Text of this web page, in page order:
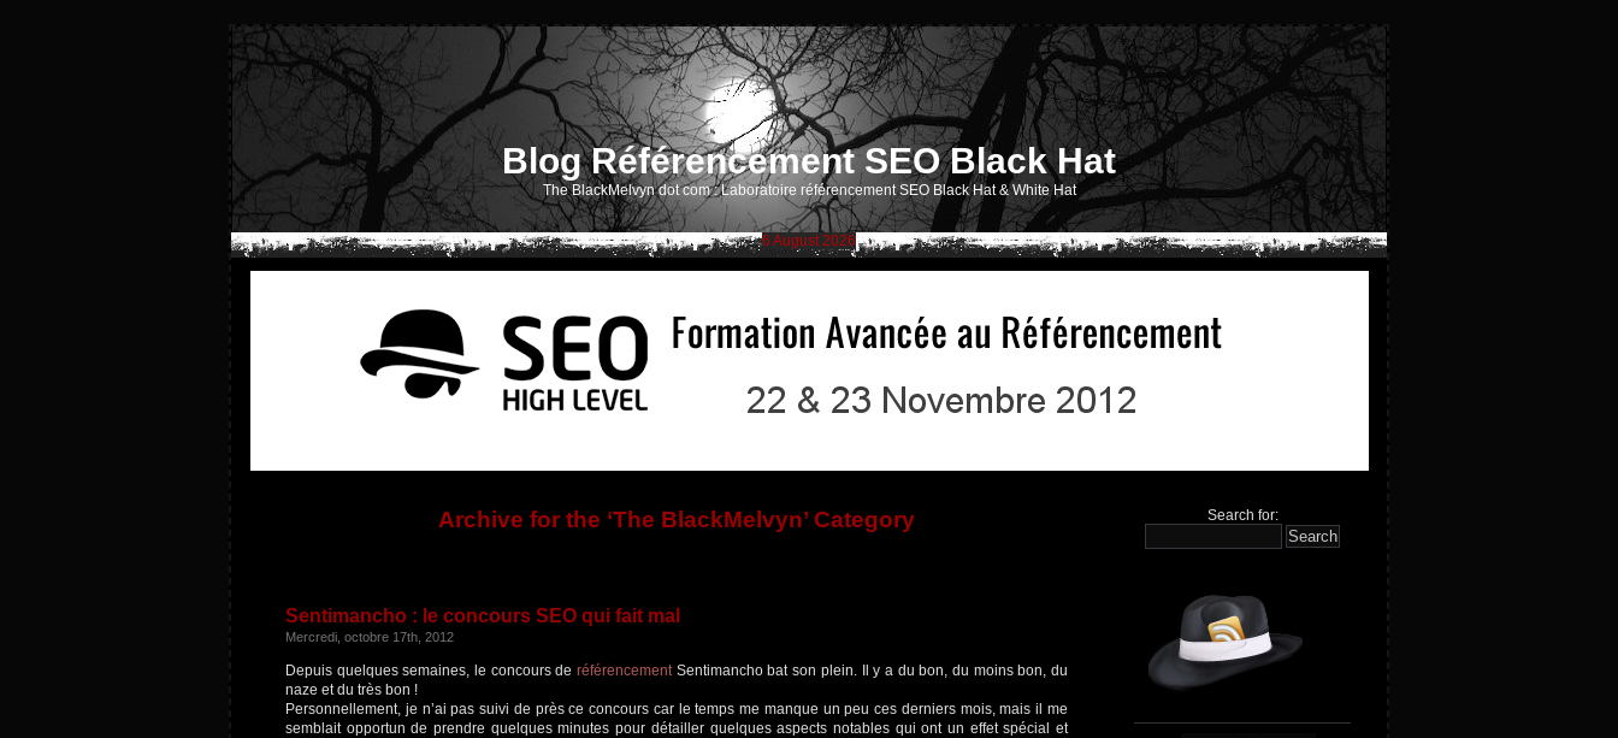
Blog Référencement SEO Black Hat
The BlackMelvyn dot com : Laboratoire référencement SEO Black Hat & White Hat
6 August 2026
Archive for the ‘The BlackMelvyn’ Category
Sentimancho : le concours SEO qui fait mal
Mercredi, octobre 17th, 2012
Depuis quelques semaines, le concours deréférencementSentimancho bat son plein. Il y a du bon, du moins bon, du
naze et du très bon !
Personnellement, je n’ai pas suivi de près ce concours car le temps me manque un peu ces derniers mois, mais il me
semblait opportun de prendre quelques minutes pour détailler quelques aspects notables qui ont un effet spécial et
Search for: